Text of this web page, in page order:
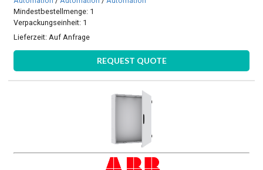
Mindestbestellmenge: 1
Verpackungseinheit: 1
Lieferzeit:Auf Anfrage
REQUEST QUOTE